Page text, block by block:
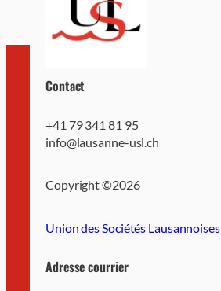
Contact
+41 79 341 81 95
info@lausanne-usl.ch
Copyright ©2026
Union des Sociétés Lausannoises
Adresse courrier